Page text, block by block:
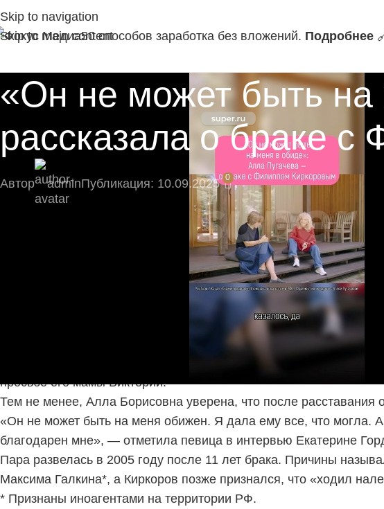
Skip to navigation
Skip to main content50 способов заработка без вложений. Подробнее
«Он не может быть на
рассказала о браке с
Автор adminПубликация: 10.09.2025 0
⚡ Будьте в числе первых подписчиков и получите самые
Подпишитесь на наш Telegram-канал, там моментальные
«Он не может быть на меня в обиде»: Алла Пугачева
Свадьба артистов состоялась в 1994 году и стала настоящей
хотя изначально Примадонна не питала любви к молодому
просьбе его мамы Виктории.
Тем не менее, Алла Борисовна уверена, что после расставания
«Он не может быть на меня обижен. Я дала ему все, что могла.
благодарен мне», — отметила певица в интервью Екатерине
Пара развелась в 2005 году после 11 лет брака. Причины
Максима Галкина*, а Киркоров позже признался, что «ходил
* Признаны иноагентами на территории РФ.